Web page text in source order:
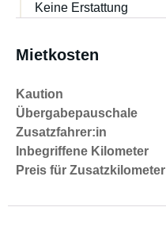
Keine Erstattung
Mietkosten
Kaution
Übergabepauschale
Zusatzfahrer:in
Inbegriffene Kilometer
Preis für Zusatzkilometer